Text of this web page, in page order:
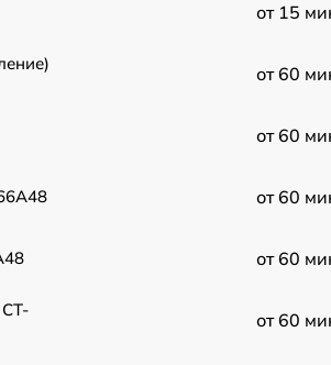
от 15
от 60
от 60
от 60
от 60
от 60